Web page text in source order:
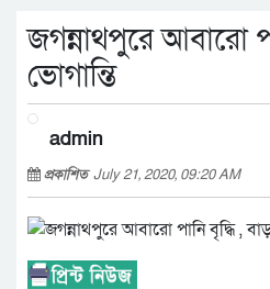
জগন্নাথপুরে আবারো
ভোগান্তি
admin
প্রকাশিতJuly 21, 2020, 09:20 AM